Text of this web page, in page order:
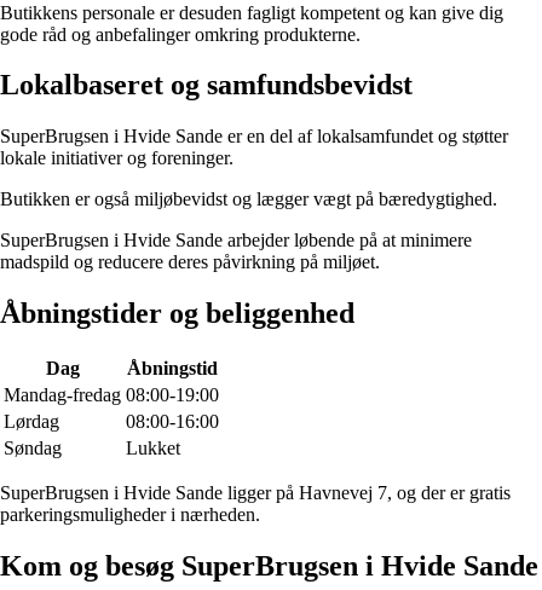
Butikkens personale er desuden fagligt kompetent og kan give dig
gode råd og anbefalinger omkring produkterne.
Lokalbaseret og samfundsbevidst
SuperBrugsen i Hvide Sande er en del af lokalsamfundet og støtter
lokale initiativer og foreninger.
Butikken er også miljøbevidst og lægger vægt på bæredygtighed.
SuperBrugsen i Hvide Sande arbejder løbende på at minimere
madspild og reducere deres påvirkning på miljøet.
Åbningstider og beliggenhed
Dag
Åbningstid
Mandag-fredag 08:00-19:00
Lørdag
08:00-16:00
Søndag
Lukket
SuperBrugsen i Hvide Sande ligger på Havnevej 7, og der er gratis
parkeringsmuligheder i nærheden.
Kom og besøg SuperBrugsen i Hvide Sande